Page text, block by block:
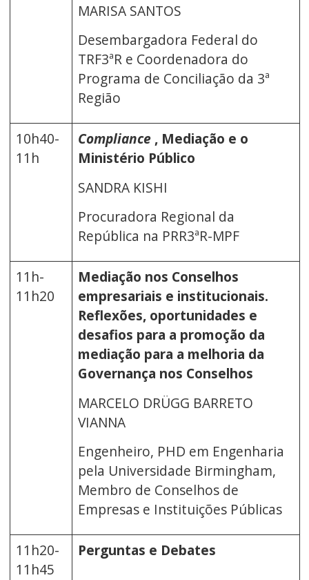
MARISA SANTOS
Desembargadora Federal do
TRF3ªR e Coordenadora do
Programa de Conciliação da 3ª
Região
10h40-
11h
Compliance, Mediação e o
Ministério Público
SANDRA KISHI
Procuradora Regional da
República na PRR3ªR-MPF
11h-
11h20
Mediação nos Conselhos
empresariais e institucionais.
Reflexões, oportunidades e
desafios para a promoção da
mediação para a melhoria da
Governança nos Conselhos
MARCELO DRÜGG BARRETO
VIANNA
Engenheiro, PHD em Engenharia
pela Universidade Birmingham,
Membro de Conselhos de
Empresas e Instituições Públicas
11h20-
11h45
Perguntas e Debates